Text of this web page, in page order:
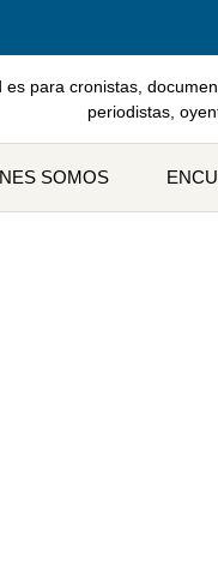
es para cronistas,
periodistas,
SOMOS